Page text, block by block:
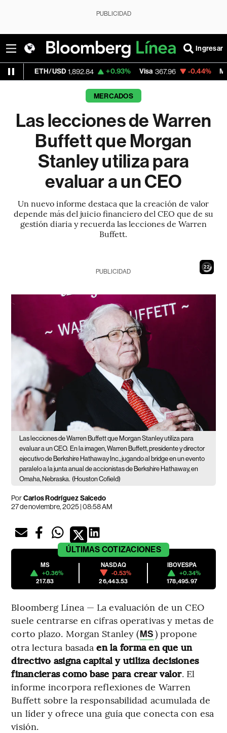
PUBLICIDAD
Ingresar
1,892.84 +0.93% Visa 367.96 -0.44% MercadoLibre
MERCADOS
Las lecciones de Warren
Buffett que Morgan
Stanley utiliza para
evaluar a un CEO
Un nuevo informe destaca que la creación de valor
depende más del juicio financiero del CEO que de su
gestión diaria y recuerda las lecciones de Warren
Buffett.
20
PUBLICIDAD
Las lecciones de Warren Buffett que Morgan Stanley utiliza para
evaluar a un CEO. En la imagen, Warren Buffett, presidente y director
ejecutivo de Berkshire Hathaway Inc., jugando al bridge en un evento
paralelo a la junta anual de accionistas de Berkshire Hathaway, en
Omaha, Nebraska. (Houston Cofield)
PorCarlos Rodríguez Salcedo
27 de noviembre, 2025 | 08:58 AM
ÚLTIMAS COTIZACIONES
MS
+0.36%
217.83
NASDAQ
-0.53%
26,443.53
IBOVESPA
+0.34%
178,495.97
Bloomberg Línea — La evaluación de un CEO
suele centrarse en cifras operativas y metas de
corto plazo. Morgan Stanley (MS) propone
otra lectura basadaen la forma en que un
directivo asigna capital y utiliza decisiones
financieras como base para crear valor. El
informe incorpora reflexiones de Warren
Buffett sobre la responsabilidad acumulada de
un líder y ofrece una guía que conecta con esa
visión.